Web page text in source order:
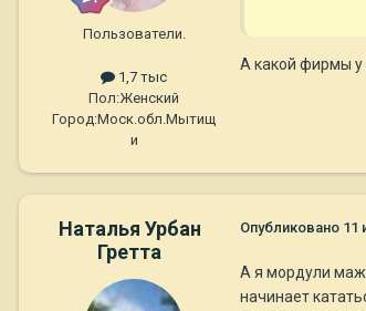
Пользователи.
1,7 тыс
Пол:Женский
Город:Моск.обл.Мытищ
и
А какой фирмы у
Наталья Урбан
Гретта
Опубликовано 11
А я мордули
начинает